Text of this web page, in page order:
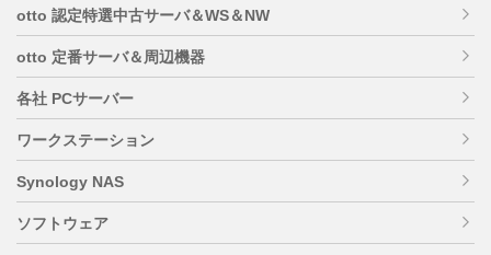
otto 認定特選中古サーバ＆WS＆NW
otto 定番サーバ＆周辺機器
各社 PCサーバー
ワークステーション
Synology NAS
ソフトウェア